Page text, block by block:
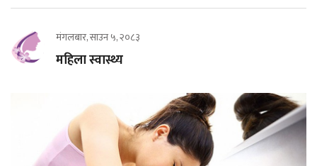
मंगलबार, साउन ५, २०८३
महिला स्वास्थ्य